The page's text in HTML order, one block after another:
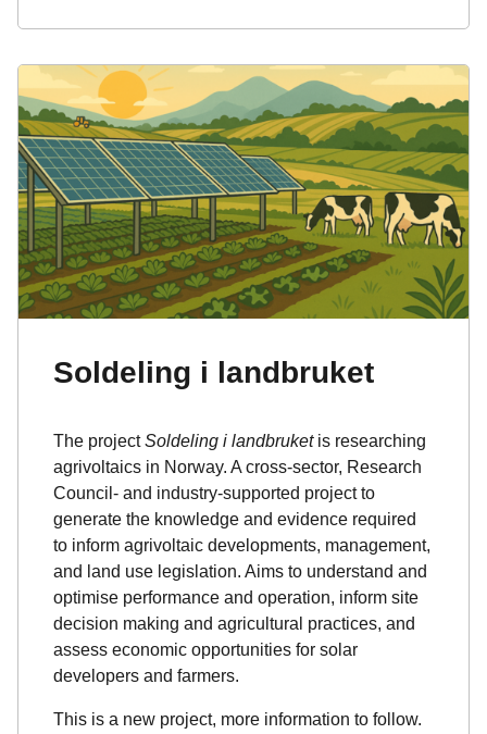
Soldeling i landbruket
The projectSoldeling i landbruketis researching
agrivoltaics in Norway. A cross-sector, Research
Council- and industry-supported project to
generate the knowledge and evidence required
to inform agrivoltaic developments, management,
and land use legislation. Aims to understand and
optimise performance and operation, inform site
decision making and agricultural practices, and
assess economic opportunities for solar
developers and farmers.
This is a new project, more information to follow.